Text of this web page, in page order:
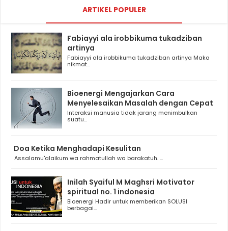
ARTIKEL POPULER
Fabiayyi ala irobbikuma tukadziban
artinya
Fabiayyi ala irobbikuma tukadziban artinya Maka
nikmat...
Bioenergi Mengajarkan Cara
Menyelesaikan Masalah dengan Cepat
Interaksi manusia tidak jarang menimbulkan
suatu...
Doa Ketika Menghadapi Kesulitan
Assalamu'alaikum wa rahmatullah wa barakatuh. ...
Inilah Syaiful M Maghsri Motivator
spiritual no. 1 indonesia
Bioenergi Hadir untuk memberikan SOLUSI
berbagai...